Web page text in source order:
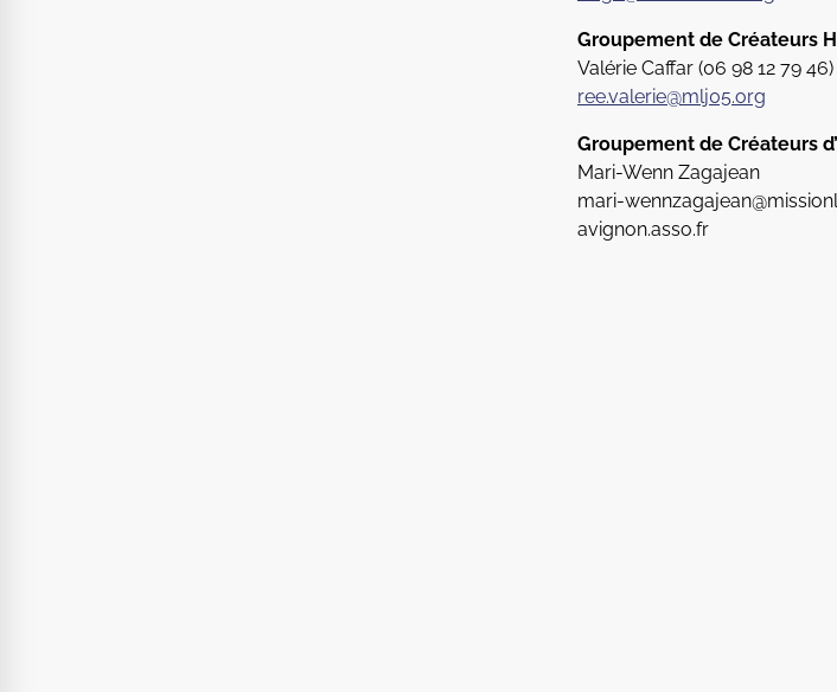
Groupement de Créateurs
Valérie Caffar (06 98 12 79 46)
ree.valerie@mlj05.org
Groupement de Créateurs
Mari-Wenn Zagajean
mari-
avignon.asso.fr